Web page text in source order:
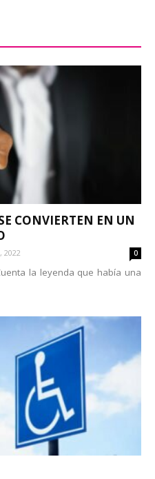
CONVIERTEN EN UN
2022 0
la leyenda que había una